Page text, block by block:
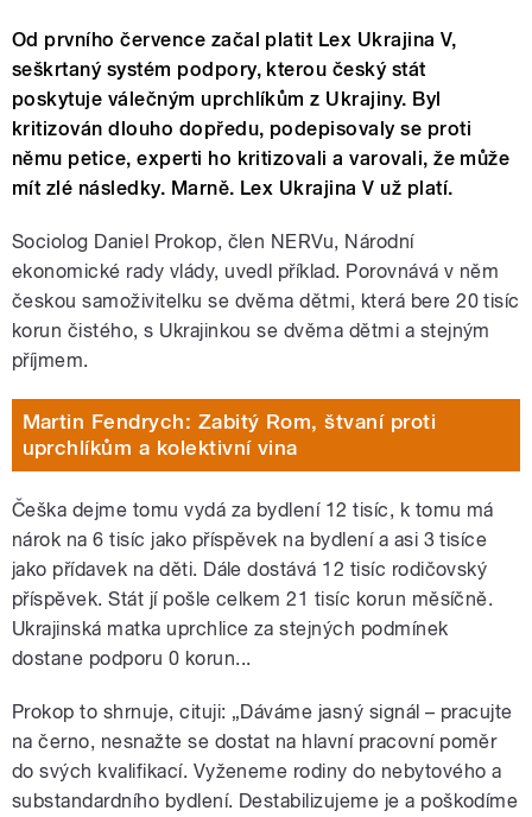
Od prvního července začal platit Lex Ukrajina V,
seškrtaný systém podpory, kterou český stát
poskytuje válečným uprchlíkům z Ukrajiny. Byl
kritizován dlouho dopředu, podepisovaly se proti
němu petice, experti ho kritizovali a varovali, že může
mít zlé následky. Marně. Lex Ukrajina V už platí.
Sociolog Daniel Prokop, člen NERVu, Národní
ekonomické rady vlády, uvedl příklad. Porovnává v něm
českou samoživitelku se dvěma dětmi, která bere 20 tisíc
korun čistého, s Ukrajinkou se dvěma dětmi a stejným
příjmem.
Martin Fendrych: Zabitý Rom, štvaní proti
uprchlíkům a kolektivní vina
Češka dejme tomu vydá za bydlení 12 tisíc, k tomu má
nárok na 6 tisíc jako příspěvek na bydlení a asi 3 tisíce
jako přídavek na děti. Dále dostává 12 tisíc rodičovský
příspěvek. Stát jí pošle celkem 21 tisíc korun měsíčně.
Ukrajinská matka uprchlice za stejných podmínek
dostane podporu 0 korun...
Prokop to shrnuje, cituji: „Dáváme jasný signál – pracujte
na černo, nesnažte se dostat na hlavní pracovní poměr
do svých kvalifikací. Vyženeme rodiny do nebytového a
substandardního bydlení. Destabilizujeme je a poškodíme